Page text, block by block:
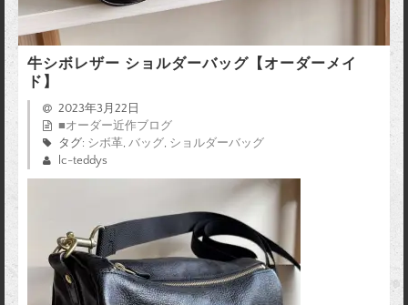
牛シボレザー ショルダーバッグ【オーダーメイ
ド】
2023年3月22日
■オーダー近作ブログ
タグ: シボ革, バッグ, ショルダーバッグ
lc-teddys